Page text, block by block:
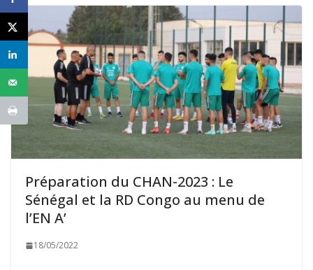
Préparation du CHAN-2023 : Le
Sénégal et la RD Congo au menu de
l’EN A’
18/05/2022